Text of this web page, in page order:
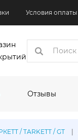
Условия оплаты
Отзывы
/ TARKETT / GT